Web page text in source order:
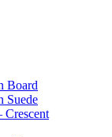
Board
Suede
Crescent